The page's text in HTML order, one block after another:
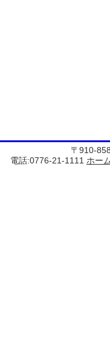
〒910-
電話:0776-21-1111 ホー